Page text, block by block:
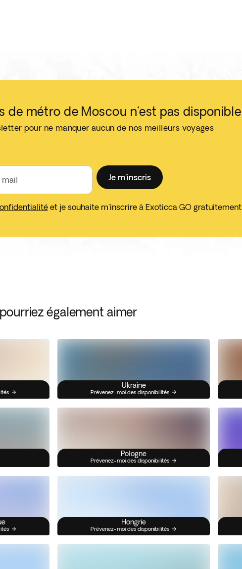
de métro de Moscou n'est pas disponible
pour ne manquer aucun de nos meilleurs voyages
mail Je m'inscris
et je souhaite m'inscrire à Exoticca GO gratuitement
également aimer
Ukraine
Prévenez-moi des disponibilités
Pologne
Prévenez-moi des disponibilités
Hongrie
Prévenez-moi des disponibilités